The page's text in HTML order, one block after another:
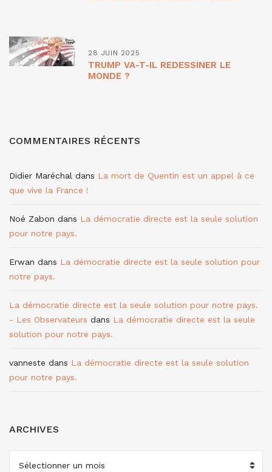
28 JUIN 2025
TRUMP VA-T-IL REDESSINER LE
MONDE ?
COMMENTAIRES RÉCENTS
Didier Maréchal dans La mort de Quentin est un appel à ce
que vive la France !
Noé Zabon dans La démocratie directe est la seule solution
pour notre pays.
Erwan dans La démocratie directe est la seule solution pour
notre pays.
La démocratie directe est la seule solution pour notre pays.
- Les Observateurs dans La démocratie directe est la seule
solution pour notre pays.
vanneste dans La démocratie directe est la seule solution
pour notre pays.
ARCHIVES